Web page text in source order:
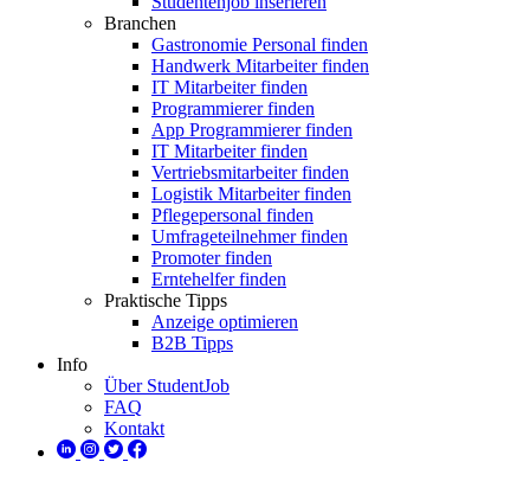
Branchen
Gastronomie Personal finden
Handwerk Mitarbeiter finden
IT Mitarbeiter finden
Programmierer finden
App Programmierer finden
IT Mitarbeiter finden
Vertriebsmitarbeiter finden
Logistik Mitarbeiter finden
Pflegepersonal finden
Umfrageteilnehmer finden
Promoter finden
Erntehelfer finden
Praktische Tipps
Anzeige optimieren
B2B Tipps
Info
Über StudentJob
FAQ
Kontakt